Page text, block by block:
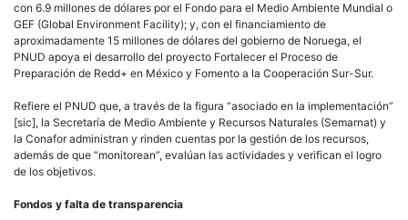
[sic], la Secretaría de Medio Ambiente y Recursos Naturales (Semarnat) y
la Conafor administran y rinden cuentas por la gestión de los recursos,
además de que “monitorean”, evalúan las actividades y verifican el logro
de los objetivos.
Hasta ahora no se conocen
con certeza el nombre y el número de fondos destinados al financiamiento
de Redd+, sean éstos públicos o privados, multilaterales o internacionales;
tampoco se sabe el monto que han destinado cada uno de ellos a los
páginas de internet que reportan estas cifras no coinciden.